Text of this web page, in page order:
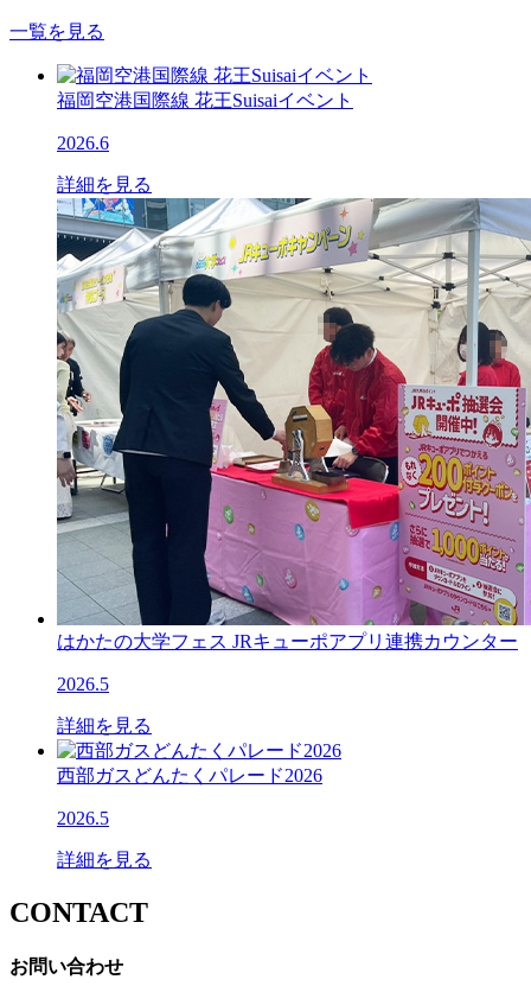
一覧を見る
福岡空港国際線 花王Suisaiイベント
2026.6
詳細を見る
はかたの大学フェス JRキューポアプリ連携カウンター
2026.5
詳細を見る
西部ガスどんたくパレード2026
2026.5
詳細を見る
CONTACT
お問い合わせ